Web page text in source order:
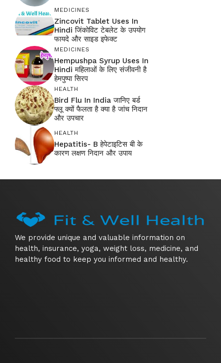
MEDICINES
Zincovit Tablet Uses In
Hindi जिंकोविट टेबलेट के उपयोग
फायदे और साइड इफेक्ट
MEDICINES
Hempushpa Syrup Uses In
Hindi महिलाओं के लिए संजीवनी है
हेमपुष्पा सिरप
HEALTH
Bird Flu In India जानिए बर्ड
फ्लू क्यों फैलता है क्या है जांच निदान
और उपचार
HEALTH
Hepatitis- B हेपेटाइटिस बी के
कारण लक्षण निदान और उपाय
We provide unique and valuable information on
health, insurance, yoga, weight loss, medicine, and
healthy food to keep you informed and healthy.